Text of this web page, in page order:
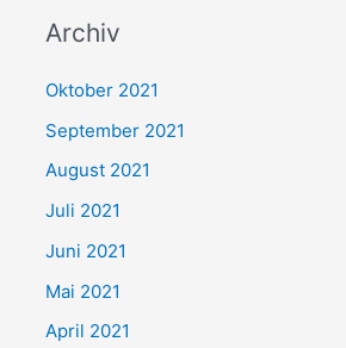
h
e
n
h
:
Archiv
Oktober 2021
September 2021
August 2021
Juli 2021
Juni 2021
Mai 2021
April 2021